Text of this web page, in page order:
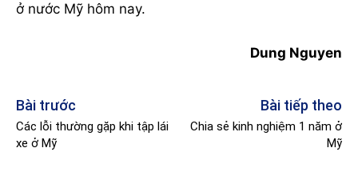
ở nước Mỹ hôm nay.
Dung Nguyen
Bài trước
Các lỗi thường gặp khi tập lái
xe ở Mỹ
Bài tiếp theo
Chia sẻ kinh nghiệm 1 năm ở
Mỹ